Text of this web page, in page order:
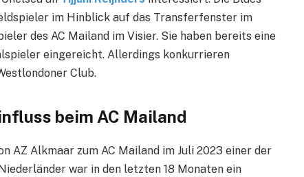
im Hinblick auf das Transferfenster im
des AC Mailand im Visier. Sie haben bereits eine
eingereicht. Allerdings konkurrieren
Club.
beim AC Mailand
AZ Alkmaar zum AC Mailand im Juli 2023 einer der
war in den letzten 18 Monaten ein